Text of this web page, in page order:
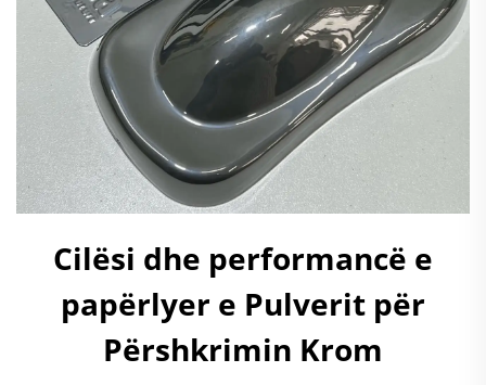
Cilësi dhe performancë e
papërlyer e Pulverit për
Përshkrimin Krom